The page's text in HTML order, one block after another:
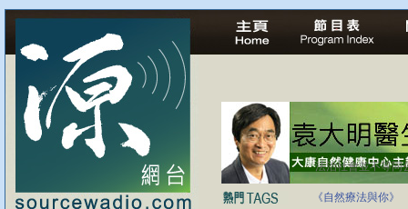
法治社會並不等同
《自然療法與你》